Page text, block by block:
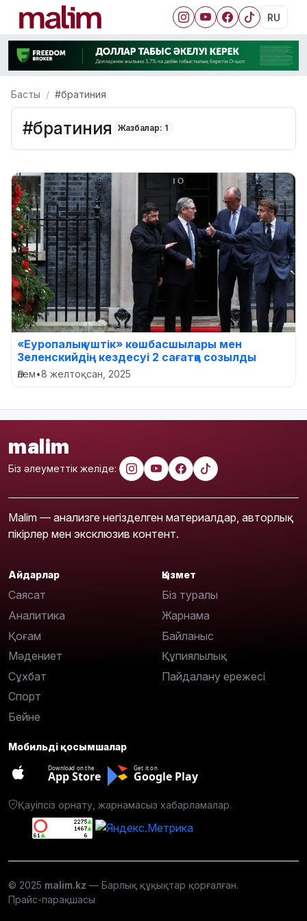
RU
Басты #братиния
#братиния Жазбалар: 1
«Еуропалық үштік» көшбасшылары мен
Зеленскийдің кездесуі 2 сағатқа созылды
Әлем•8 желтоқсан, 2025
malim
Біз әлеуметтік желіде:
Malim — анализге негізделген материалдар, авторлық
пікірлер мен эксклюзив контент.
Айдарлар
Саясат
Аналитика
Қоғам
Мәдениет
Сұхбат
Спорт
Бейне
Қызмет
Біз туралы
Жарнама
Байланыс
Құпиялылық
Пайдалану ережесі
Мобильді қосымшалар
Download on the
App Store
Get it on
Google Play
Қауіпсіз орнату, жарнамасыз хабарламалар.
© 2025 malim.kz — Барлық құқықтар қорғалған.
Прайс-парақшасы